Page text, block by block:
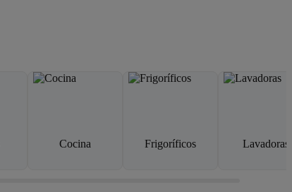
Cocina Frigoríficos Lavadoras